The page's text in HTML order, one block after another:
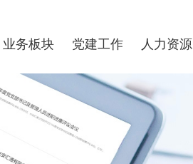
业务板块 党建工作 人力资源